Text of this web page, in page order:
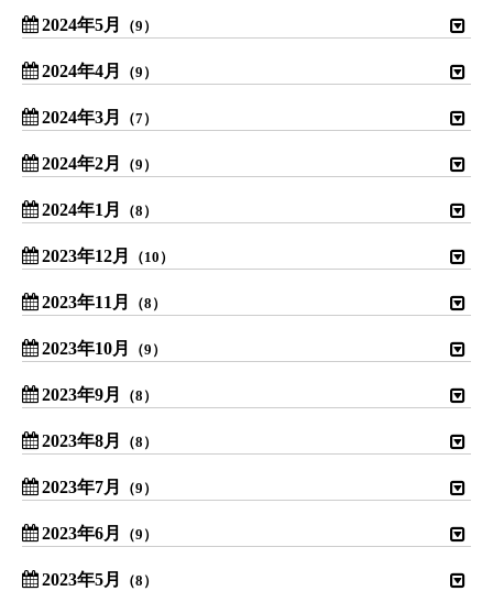
2024年5月 （9）
2024年4月 （9）
2024年3月 （7）
2024年2月 （9）
2024年1月 （8）
2023年12月 （10）
2023年11月 （8）
2023年10月 （9）
2023年9月 （8）
2023年8月 （8）
2023年7月 （9）
2023年6月 （9）
2023年5月 （8）